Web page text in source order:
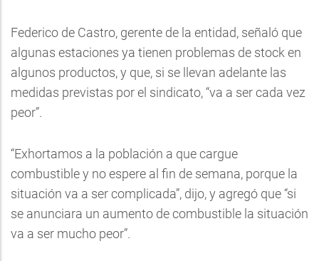
Federico de Castro, gerente de la entidad, señaló que
algunas estaciones ya tienen problemas de stock en
algunos productos, y que, si se llevan adelante las
medidas previstas por el sindicato, “va a ser cada vez
peor”.
“Exhortamos a la población a que cargue
combustible y no espere al fin de semana, porque la
situación va a ser complicada”, dijo, y agregó que “si
se anunciara un aumento de combustible la situación
va a ser mucho peor”.